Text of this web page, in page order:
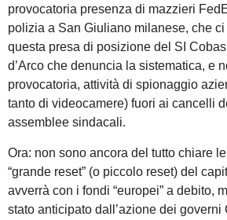
provocatoria presenza di mazzieri
polizia a San Giuliano milanese, che
questa presa di posizione del SI
d’Arco che denuncia la sistematica, e
provocatoria, attività di spionaggio
tanto di videocamere) fuori ai cancelli
assemblee sindacali.
Ora: non sono ancora del tutto chiare
“grande reset” (o piccolo reset) del
avverrà con i fondi “europei” a debito,
stato anticipato dall’azione dei governi